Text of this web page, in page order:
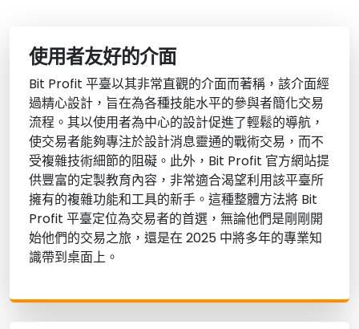
使用者友好的介面
Bit Profit 平臺以其非常直觀的介面而著稱，該介面經
過精心設計，旨在為各種技能水平的參與者簡化交易
流程。其以使用者為中心的設計促進了輕鬆的導航，
使交易者能夠專注於設計消息靈通的戰術交易，而不
受複雜技術細節的阻礙。此外，Bit Profit 官方網站提
供豐富的定製教育內容，非常適合渴望利用該平臺所
擁有的複雜功能和工具的新手。這種整體方法將 Bit
Profit 平臺定位為交易者的首選，無論他們是剛剛開
始他們的交易之旅，還是在 2025 中將多年的專業知
識帶到桌面上。